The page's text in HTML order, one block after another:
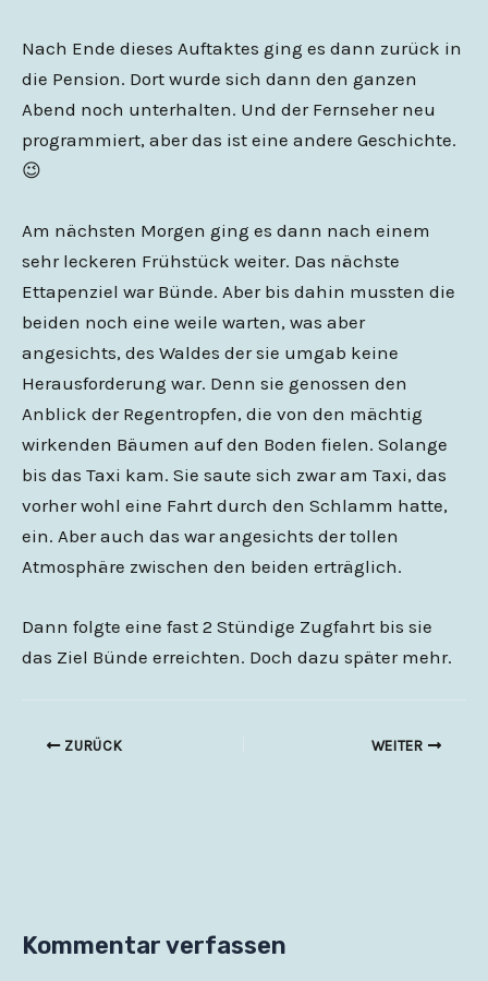
Nach Ende dieses Auftaktes ging es dann zurück in
die Pension. Dort wurde sich dann den ganzen
Abend noch unterhalten. Und der Fernseher neu
programmiert, aber das ist eine andere Geschichte.
😉
Am nächsten Morgen ging es dann nach einem
sehr leckeren Frühstück weiter. Das nächste
Ettapenziel war Bünde. Aber bis dahin mussten die
beiden noch eine weile warten, was aber
angesichts, des Waldes der sie umgab keine
Herausforderung war. Denn sie genossen den
Anblick der Regentropfen, die von den mächtig
wirkenden Bäumen auf den Boden fielen. Solange
bis das Taxi kam. Sie saute sich zwar am Taxi, das
vorher wohl eine Fahrt durch den Schlamm hatte,
ein. Aber auch das war angesichts der tollen
Atmosphäre zwischen den beiden erträglich.
Dann folgte eine fast 2 Stündige Zugfahrt bis sie
das Ziel Bünde erreichten. Doch dazu später mehr.
ZURÜCK WEITER
Kommentar verfassen